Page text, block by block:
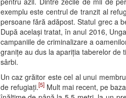
exemplu este centrul de tranzit al
persoane fără adăpost. Statul grec a
După același tratat, în anul 2016,
campaniile de criminalizare a
granițe au dus la apariția taberelor de
sârbi.
Un caz grăitor este cel al unui
de refugiați.[5]Mult mai recent, pe